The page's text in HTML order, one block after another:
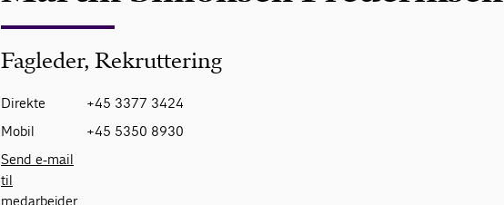
Fagleder, Rekruttering
Direkte
+45 3377 3424
Mobil
+45 5350 8930
Send e-mail
til
medarbejder